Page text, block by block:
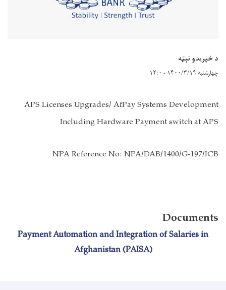
د خپریدو نېټه
چهارشنبه ۱۴۰۰/۳/۱۹ - ۱۲:۰
APS Licenses Upgrades/ AfPay Systems Development
Including Hardware Payment switch at APS
NPA Reference No: NPA/DAB/1400/G-197/ICB
Documents
Payment Automation and Integration of Salaries in
Afghanistan (PAISA)